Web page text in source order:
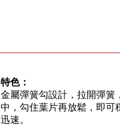
特色：
金屬彈簧勾設計，拉開彈簧
中，勾住葉片再放鬆，即可
迅速。